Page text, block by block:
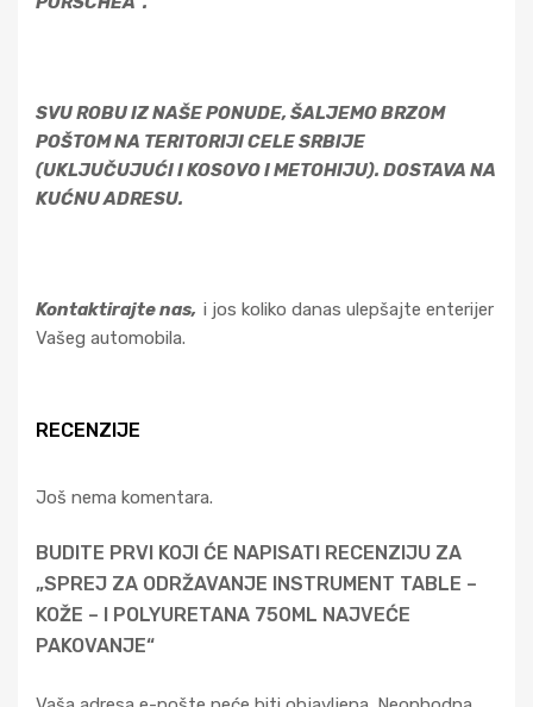
SVU ROBU IZ NAŠE PONUDE, ŠALJEMO BRZOM
POŠTOM NA TERITORIJI CELE SRBIJE
(UKLJUČUJUĆI I KOSOVO I METOHIJU). DOSTAVA NA
KUĆNU ADRESU.
Kontaktirajte nas, i jos koliko danas ulepšajte enterijer
Vašeg automobila.
RECENZIJE
Još nema komentara.
BUDITE PRVI KOJI ĆE NAPISATI RECENZIJU ZA
„SPREJ ZA ODRŽAVANJE INSTRUMENT TABLE –
KOŽE – I POLYURETANA 750ML NAJVEĆE
PAKOVANJE“